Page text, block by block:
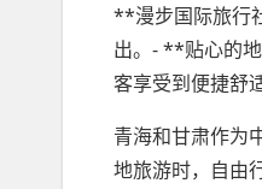
**漫步国际旅行
出。- **贴心的
客享受到便捷舒
青海和甘肃作为
地旅游时，自由